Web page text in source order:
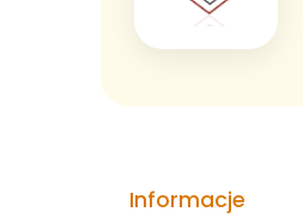
Informacje